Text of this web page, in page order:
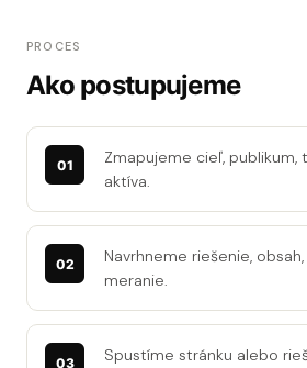
PROCES
Ako postupujeme
Zmapujeme cieľ, publikum,
aktíva.
Navrhneme riešenie,
meranie.
Spustíme stránku alebo